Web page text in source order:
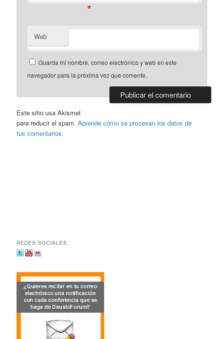
*
Web
Guarda mi nombre, correo electrónico y web en este
navegador para la próxima vez que comente.
Este sitio usa Akismet
para reducir el spam.Aprende cómo se procesan los datos de
tus comentarios.
REDES SOCIALES: